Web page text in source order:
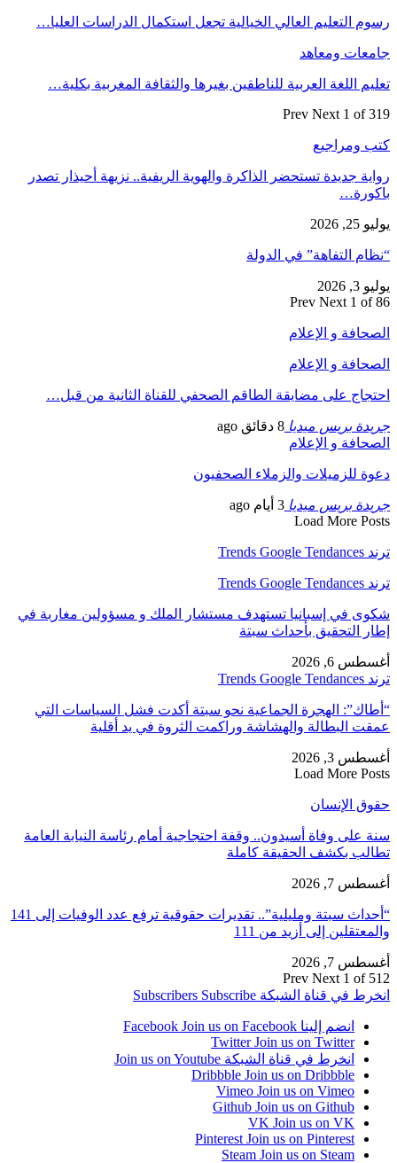
رسوم التعليم العالي الخيالية تجعل استكمال الدراسات العليا…
جامعات ومعاهد
تعليم اللغة العربية للناطقين بغيرها والثقافة المغربية بكلية…
Prev Next 1 of 319
كتب ومراجيع
رواية جديدة تستحضر الذاكرة والهوية الريفية.. نزيهة أحيذار تصدر
باكورة…
يوليو 25, 2026
“نظام التفاهة” في الدولة
يوليو 3, 2026
Prev Next 1 of 86
الصحافة و الإعلام
الصحافة و الإعلام
احتجاج على مضايقة الطاقم الصحفي للقناة الثانية من قبل…
جريدة بريس ميديا 8 دقائق ago
الصحافة و الإعلام
دعوة للزميلات والزملاء الصحفيون
جريدة بريس ميديا 3 أيام ago
Load More Posts
ترند Trends Google Tendances
ترند Trends Google Tendances
شكوى في إسبانيا تستهدف مستشار الملك و مسؤولين مغاربة في
إطار التحقيق بأحداث سبتة
أغسطس 6, 2026
ترند Trends Google Tendances
“أطاك”: الهجرة الجماعية نحو سبتة أكدت فشل السياسات التي
عمقت البطالة والهشاشة وراكمت الثروة في يد أقلية
أغسطس 3, 2026
Load More Posts
حقوق الإنسان
سنة على وفاة أسيدون.. وقفة احتجاجية أمام رئاسة النيابة العامة
تطالب بكشف الحقيقة كاملة
أغسطس 7, 2026
“أحداث سبتة ومليلية”.. تقديرات حقوقية ترفع عدد الوفيات إلى 141
والمعتقلين إلى أزيد من 111
أغسطس 7, 2026
Prev Next 1 of 512
انخرط في قناة الشبكة
Subscribers Subscribe
انضم إلينا Facebook Join us on Facebook
Twitter Join us on Twitter
انخرط في قناة الشبكة Join us on Youtube
Dribbble Join us on Dribbble
Vimeo Join us on Vimeo
Github Join us on Github
VK Join us on VK
Pinterest Join us on Pinterest
Steam Join us on Steam